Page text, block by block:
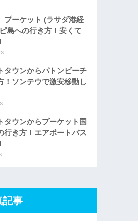
プーケット (ラサダ港経
島への行き方！安くて
タウンからパトンビーチ
！ソンテウで激安移動し
タウンからプーケット国
行き方！エアポートバス
記事